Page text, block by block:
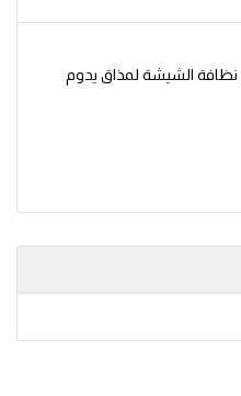
نظافة الشيشة لمذاق يدوم